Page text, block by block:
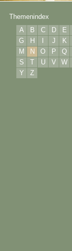
Themenindex
A
B C D E
G
H I J K
M
N O P Q
S
T U V W
Y
Z